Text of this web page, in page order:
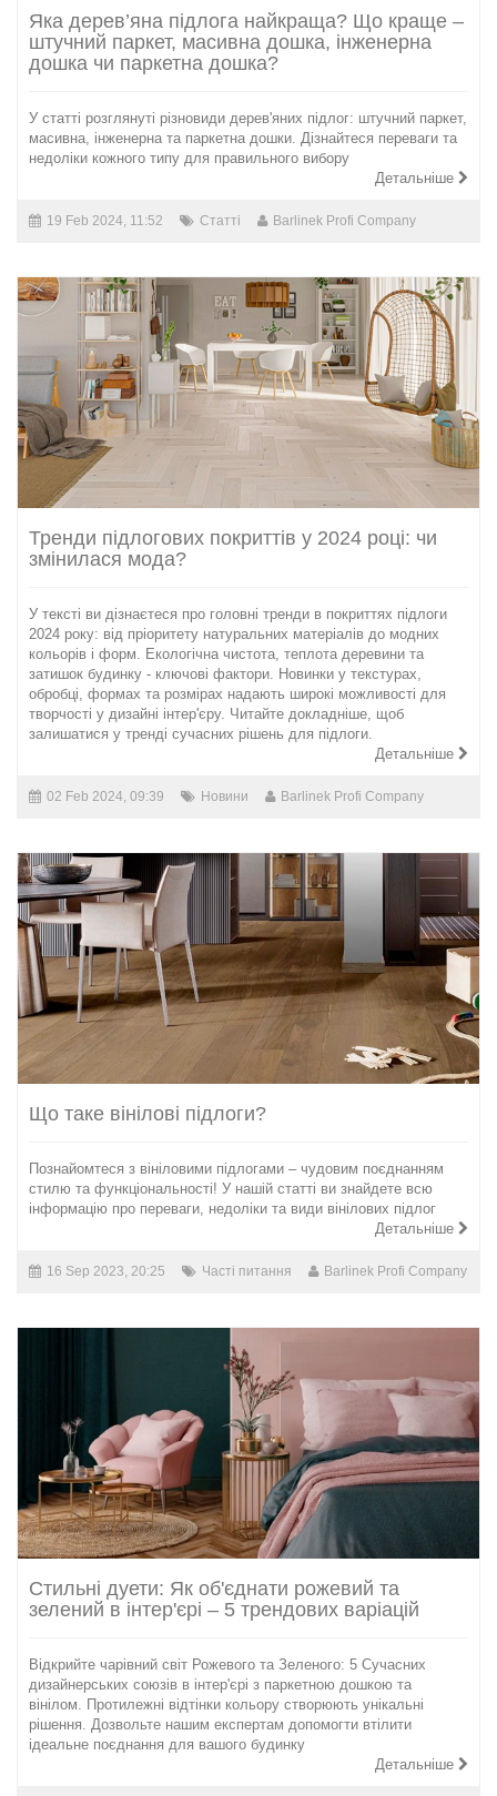
Яка дерев’яна підлога найкраща? Що краще –
штучний паркет, масивна дошка, інженерна
дошка чи паркетна дошка?
У статті розглянуті різновиди дерев'яних підлог: штучний паркет,
масивна, інженерна та паркетна дошки. Дізнайтеся переваги та
недоліки кожного типу для правильного вибору
Детальніше
19 Feb 2024, 11:52 Статті Barlinek Profi Company
Тренди підлогових покриттів у 2024 році: чи
змінилася мода?
У тексті ви дізнаєтеся про головні тренди в покриттях підлоги
2024 року: від пріоритету натуральних матеріалів до модних
кольорів і форм. Екологічна чистота, теплота деревини та
затишок будинку - ключові фактори. Новинки у текстурах,
обробці, формах та розмірах надають широкі можливості для
творчості у дизайні інтер'єру. Читайте докладніше, щоб
залишатися у тренді сучасних рішень для підлоги.
Детальніше
02 Feb 2024, 09:39 Новини Barlinek Profi Company
Що таке вінілові підлоги?
Познайомтеся з вініловими підлогами – чудовим поєднанням
стилю та функціональності! У нашій статті ви знайдете всю
інформацію про переваги, недоліки та види вінілових підлог
Детальніше
16 Sep 2023, 20:25 Часті питання Barlinek Profi Company
Стильні дуети: Як об'єднати рожевий та
зелений в інтер'єрі – 5 трендових варіацій
Відкрийте чарівний світ Рожевого та Зеленого: 5 Сучасних
дизайнерських союзів в iнтер'єрі з паркетною дошкою та
вінілом. Протилежні відтінки кольору створюють унікальні
рішення. Дозвольте нашим експертам допомогти втілити
ідеальне поєднання для вашого будинку
Детальніше